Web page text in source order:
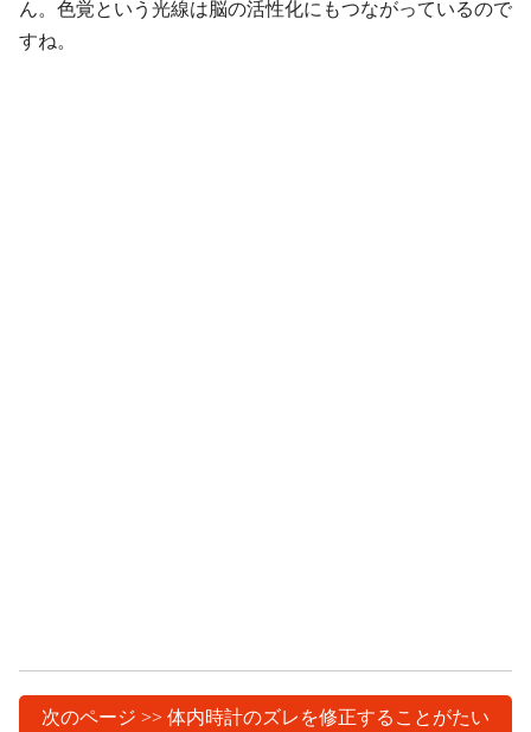
ん。色覚という光線は脳の活性化にもつながっているので
すね。
次のページ >> 体内時計のズレを修正することがたい